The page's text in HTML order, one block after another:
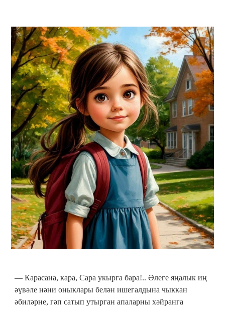
— Карасана, кара, Сара укырга бара!.. Әлеге яңалык иң
әүвәле нәни оныклары белән ишегалдына чыккан
әбиләрне, гәп сатып утырган апаларны хәйранга